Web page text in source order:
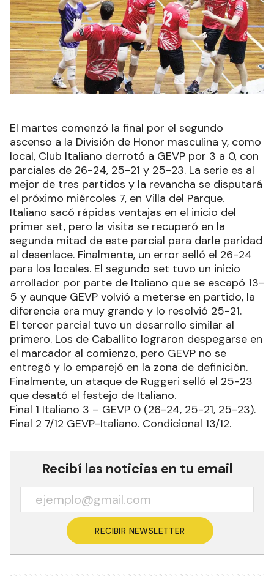
El martes comenzó la final por el segundo
ascenso a la División de Honor masculina y, como
local, Club Italiano derrotó a GEVP por 3 a 0, con
parciales de 26-24, 25-21 y 25-23. La serie es al
mejor de tres partidos y la revancha se disputará
el próximo miércoles 7, en Villa del Parque.
Italiano sacó rápidas ventajas en el inicio del
primer set, pero la visita se recuperó en la
segunda mitad de este parcial para darle paridad
al desenlace. Finalmente, un error selló el 26-24
para los locales. El segundo set tuvo un inicio
arrollador por parte de Italiano que se escapó 13-
5 y aunque GEVP volvió a meterse en partido, la
diferencia era muy grande y lo resolvió 25-21.
El tercer parcial tuvo un desarrollo similar al
primero. Los de Caballito lograron despegarse en
el marcador al comienzo, pero GEVP no se
entregó y lo emparejó en la zona de definición.
Finalmente, un ataque de Ruggeri selló el 25-23
que desató el festejo de Italiano.
Final 1 Italiano 3 – GEVP 0 (26-24, 25-21, 25-23).
Final 2 7/12 GEVP-Italiano. Condicional 13/12.
Recibí las noticias en tu email
RECIBIR NEWSLETTER